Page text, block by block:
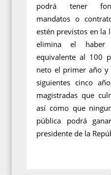
podrá tener
mandatos o
estén previstos en la
elimina el
equivalente al 100
neto el primer año
siguientes cinco
magistradas que
así como que
pública podrá
presidente de la